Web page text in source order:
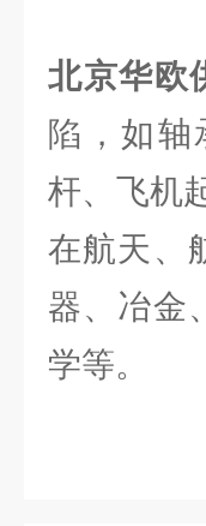
北京华欧
陷，如
杆、飞机
在航天、
器、冶金
学等。